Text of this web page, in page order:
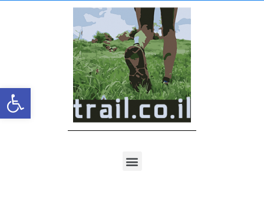
פתח